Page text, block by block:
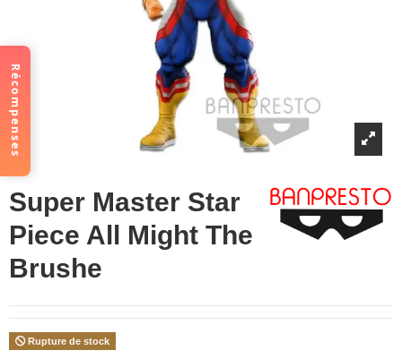
Super Master Star
Piece All Might The
Brushe
Rupture de stock
Récompenses